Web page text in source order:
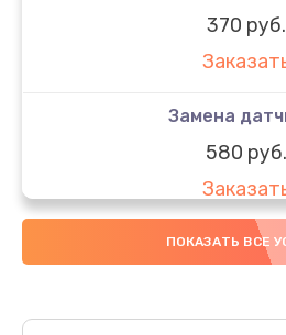
370 руб.
Замена
580 руб.
Комплексная
ПОКАЗАТЬ ВСЕ